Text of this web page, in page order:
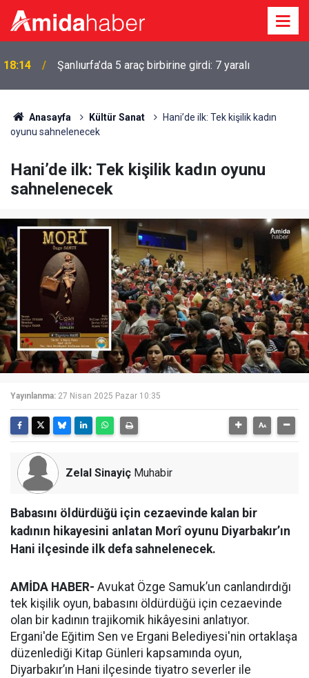
18:14 Şanlıurfa’da 5 araç birbirine girdi: 7 yaralı
Anasayfa Kültür Sanat
Hani’de ilk: Tek kişilik kadın
oyunu sahnelenecek
Hani’de ilk: Tek kişilik kadın oyunu
sahnelenecek
Yayınlanma: 27 Nisan 2025 Pazar 10:35
Zelal Sinayiç Muhabir
Babasını öldürdüğü için cezaevinde kalan bir
kadının hikayesini anlatan Morî oyunu Diyarbakır’ın
Hani ilçesinde ilk defa sahnelenecek.
AMİDA HABER- Avukat Özge Samuk’un canlandırdığı
tek kişilik oyun, babasını öldürdüğü için cezaevinde
olan bir kadının trajikomik hikâyesini anlatıyor.
Ergani'de Eğitim Sen ve Ergani Belediyesi'nin ortaklaşa
düzenlediği Kitap Günleri kapsamında oyun,
Diyarbakır’ın Hani ilçesinde tiyatro severler ile